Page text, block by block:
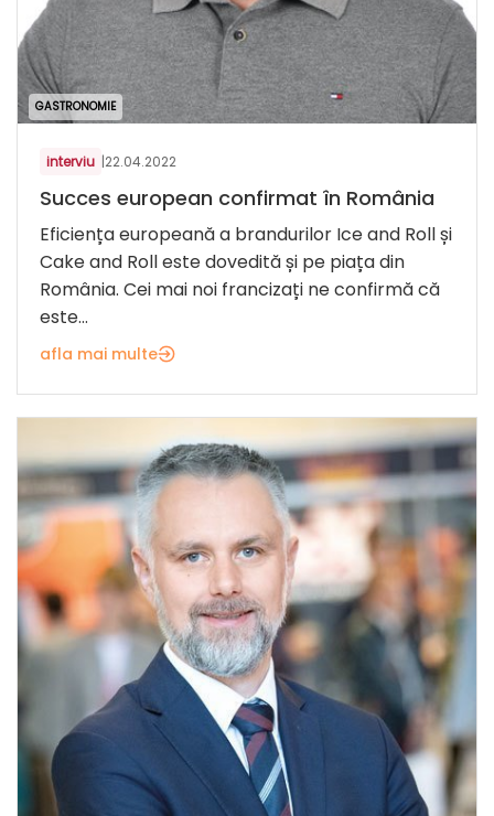
GASTRONOMIE
interviu |22.04.2022
Succes european confirmat în România
Eficiența europeană a brandurilor Ice and Roll și
Cake and Roll este dovedită și pe piața din
România. Cei mai noi francizați ne confirmă că
este...
afla mai multe